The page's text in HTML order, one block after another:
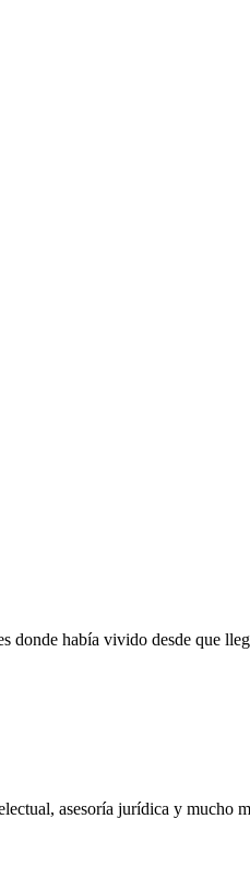
donde había vivido desde que
asesoría jurídica y mucho